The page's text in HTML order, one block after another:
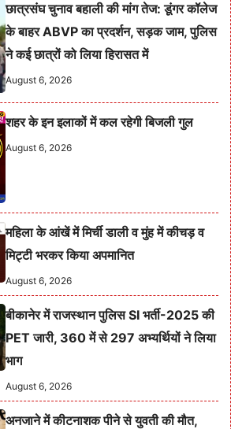
छात्रसंघ चुनाव बहाली की मांग तेज: डूंगर कॉलेज
के बाहर ABVP का प्रदर्शन, सड़क जाम, पुलिस
ने कई छात्रों को लिया हिरासत में
August 6, 2026
शहर के इन इलाकों में कल रहेगी बिजली गुल
August 6, 2026
महिला के आंखें में मिर्ची डाली व मुंह में कीचड़ व
मिट्टी भरकर किया अपमानित
August 6, 2026
बीकानेर में राजस्थान पुलिस SI भर्ती-2025 की
PET जारी, 360 में से 297 अभ्यर्थियों ने लिया
भाग
August 6, 2026
अनजाने में कीटनाशक पीने से युवती की मौत,